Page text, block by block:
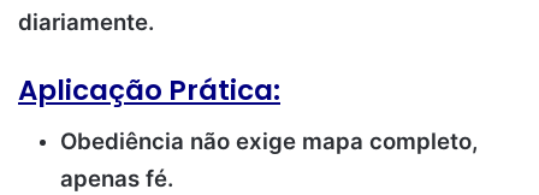
diariamente.
Aplicação Prática:
Obediência não exige mapa completo,
apenas fé.